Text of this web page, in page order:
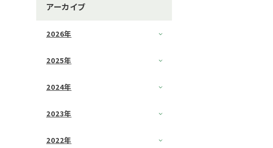
アーカイブ
2026年
2025年
2024年
2023年
2022年